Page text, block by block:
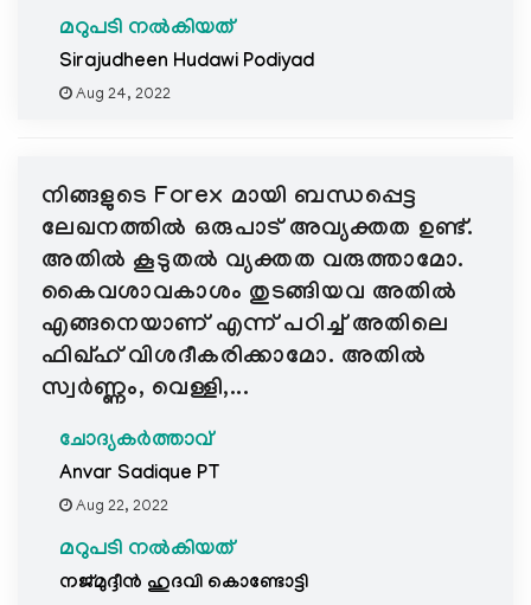
മറുപടി നൽകിയത്
Sirajudheen Hudawi Podiyad
Aug 24, 2022
നിങ്ങളുടെ Forex മായി ബന്ധപ്പെട്ട
ലേഖനത്തില്‍ ഒരുപാട് അവ്യക്തത ഉണ്ട്.
അതിൽ കൂടുതല്‍ വ്യക്തത വരുത്താമോ.
കൈവശാവകാശം തുടങ്ങിയവ അതിൽ
എങ്ങനെയാണ് എന്ന് പഠിച്ച് അതിലെ
ഫിഖ്ഹ് വിശദീകരിക്കാമോ. അതിൽ
സ്വര്‍ണ്ണം, വെള്ളി,...
ചോദ്യകർത്താവ്
Anvar Sadique PT
Aug 22, 2022
മറുപടി നൽകിയത്
നജ്മുദ്ദീന്‍ ഹുദവി കൊണ്ടോട്ടി